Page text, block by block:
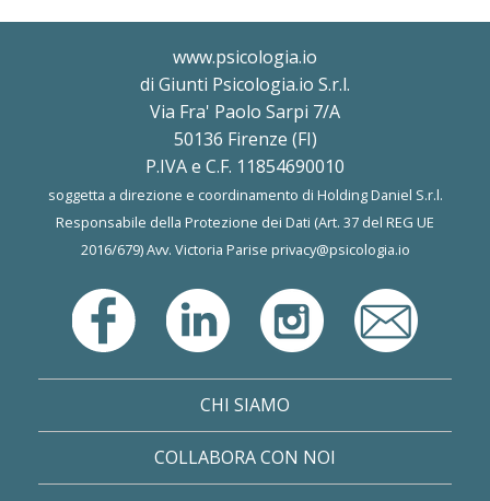
www.psicologia.io
di Giunti Psicologia.io S.r.l.
Via Fra' Paolo Sarpi 7/A
50136 Firenze (FI)
P.IVA e C.F. 11854690010
soggetta a direzione e coordinamento di Holding Daniel S.r.l.
Responsabile della Protezione dei Dati (Art. 37 del REG UE
2016/679) Avv. Victoria Parise privacy@psicologia.io
CHI SIAMO
COLLABORA CON NOI